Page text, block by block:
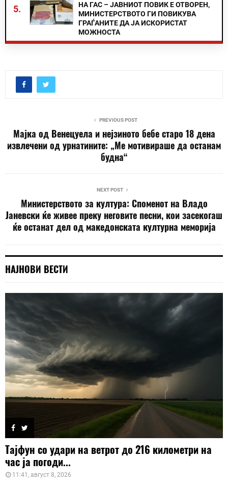
5.
НА ГАС – ЈАВНИОТ ПОВИК Е ОТВОРЕН,
МИНИСТЕРСТВОТО ГИ ПОВИКУВА
ГРАЃАНИТЕ ДА ЈА ИСКОРИСТАТ
МОЖНОСТА
PREVIOUS POST
Мајка од Венецуела и нејзиното бебе старо 18 дена
извлечени од урнатините: „Ме мотивираше да останам
будна“
NEXT POST
Министерството за култура: Споменот на Владо
Јаневски ќе живее преку неговите песни, кои засекогаш
ќе останат дел од македонската културна меморија
НАЈНОВИ ВЕСТИ
Тајфун со удари на ветрот до 216 километри на
час ја погоди...
11:41, август 8, 2026